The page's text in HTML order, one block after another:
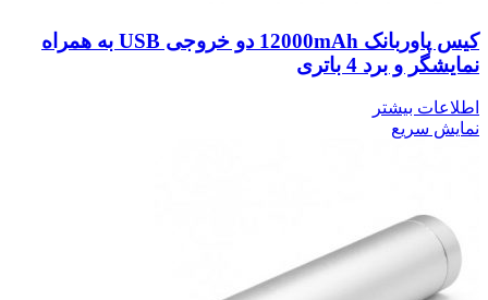
کیس پاوربانک 12000mAh دو خروجی USB به همراه
نمایشگر و برد 4 باتری
اطلاعات بیشتر
نمایش سریع